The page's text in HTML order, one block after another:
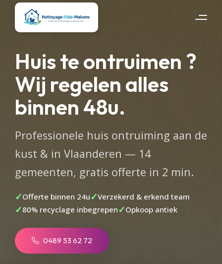
Huis te ontruimen ?
Wij regelen alles
binnen 48u.
Professionele huis ontruiming aan de
kust & in Vlaanderen — 14
gemeenten, gratis offerte in 2 min.
Offerte binnen 24u
Verzekerd & erkend team
80% recyclage inbegrepen
Opkoop antiek
0489 53 62 72